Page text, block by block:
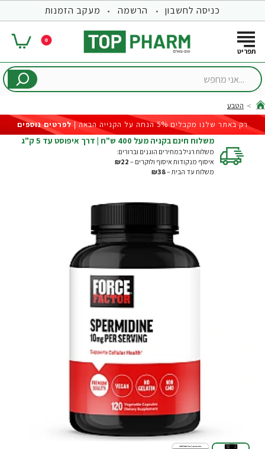
כניסה לחשבון הרשמה מעקב הזמנות
0
...אני
home
הטבע
רק באתר שלנו מקבלים 5% הנחה על הקנייה הבאה |
לפרטים נוספים
משלוח חינם בקניה מעל 400 ש"ח | דרך איפוסט עד 5 ק"ג
משלוח רגיל במחירים הוגנים וברורים:
איסוף מנקודות איסוף ולוקרים – ₪22
משלוח עד הבית –₪38